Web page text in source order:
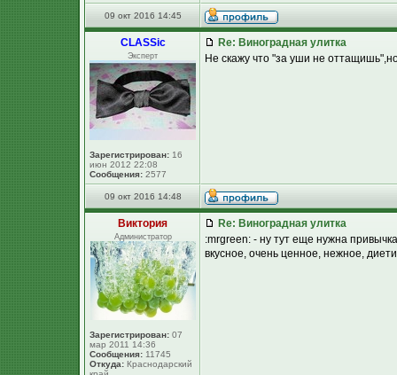
09 окт 2016 14:45
CLASSic
Эксперт
Зарегистрирован: 16
июн 2012 22:08
Сообщения: 2577
Re: Виноградная улитка
Не скажу что "за уши не
09 окт 2016 14:48
Виктория
Администратор
Зарегистрирован: 07
мар 2011 14:36
Сообщения: 11745
Откуда: Краснодарский
Re: Виноградная улитка
:mrgreen: - ну тут еще нужна
вкусное, очень ценное, нежное,